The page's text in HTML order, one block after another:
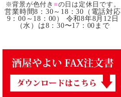
※背景が色付き ■の日は定休日です。
営業時間8：30～18：30（電話対応
9：00～18：00） 令和8年8月12日
（水）は8：30〜17：00まで